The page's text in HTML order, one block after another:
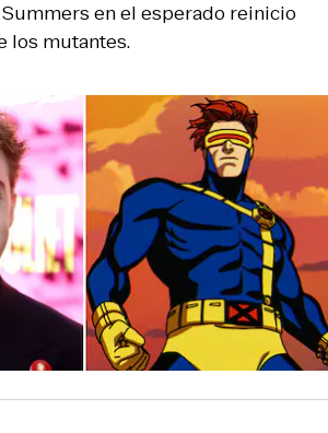
en el esperado reinicio
los mutantes.